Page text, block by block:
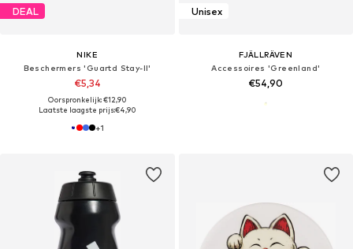
DEAL
NIKE
Beschermers 'Guartd Stay-II'
€5,34
Oorspronkelijk: €12,90
Laatste laagste prijs:€4,90
+1
Unisex
FJÄLLRÄVEN
Accessoires 'Greenland'
€54,90